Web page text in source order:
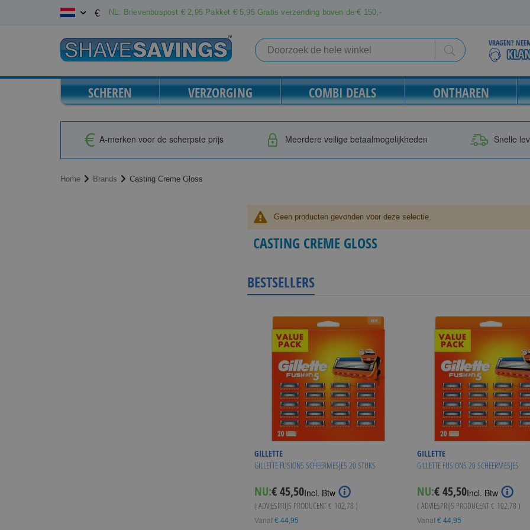
Ga
inhoud
€ NL: Brievenbuspost € 2,95 Pakket € 5,95 Gratis verzending boven de € 150,-
Search
VRAGEN?
SCHEREN VERZORGING COMBI DEALS ONTHAREN
A-merken voor de scherpste prijs Meerdere veilige betaalmogelijkheden Snelle
Home Brands Casting Creme Gloss
Geen producten gevonden voor deze selectie.
CASTING CREME GLOSS
BESTSELLERS
GILLETTE
GILLETTE FUSION5 SCHEERMESJES 20 STUKS
NU:€ 45,50Incl. Btw
( ADVIESPRIJS PRODUCENT€ 102,78 )
Vanaf € 44,95
GILLETTE
GILLETTE FUSION5 20 SCHEERMESJES
NU:€ 45,50Incl. Btw
( ADVIESPRIJS PRODUCENT€ 102,78 )
Vanaf € 44,95